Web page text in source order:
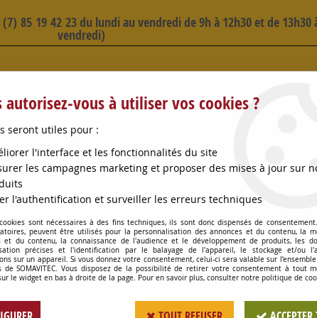
85 19 42 23 du lundi au vendredi de 9h à 12h30 et de 13h30
vendredi)
CONSOMMABLES OENOLOGIE
CREMAILLERE 40/60 INOX
COLLIER
autorisez-vous à utiliser vos cookies ?
seront utiles pour :
l'interface et les fonctionnalités du site
les campagnes marketing et proposer des mises à jour sur
l'authentification et surveiller les erreurs techniques
sont nécessaires à des fins techniques, ils sont donc dispensés de
peuvent être utilisés pour la personnalisation des annonces et du contenu, la
et du contenu, la connaissance de l'audience et le développement de produits, les
précises et l'identification par le balayage de l'appareil, le stockage et/ou
sur un appareil. Si vous donnez votre consentement, celui-ci sera valable sur
de SOMAVITEC. Vous disposez de la possibilité de retirer votre consentement à tout
le widget en bas à droite de la page. Pour en savoir plus, consulter notre politique de